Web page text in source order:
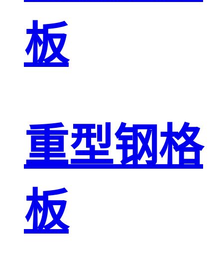
板
重型钢格
板